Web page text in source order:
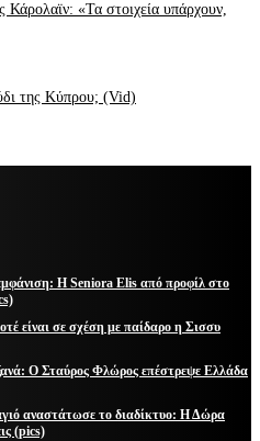
«Τα στοιχεία υπάρχουν,
της Κύπρου; (Vid)
Η Seniora Elis από προφίλ στο
είναι σε σχέση με παίδαρο η Σισσυ
Ο Σταύρος Φλώρος επέστρεψε Ελλάδα
αναστάτωσε το διαδίκτυο: Η Δώρα
(pics)